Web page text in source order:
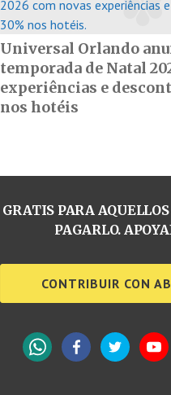
Universal Orlando
temporada de Natal
experiências e
nos hotéis
GRATIS PARA
PAGARLO.
CONTRIBUIR CON